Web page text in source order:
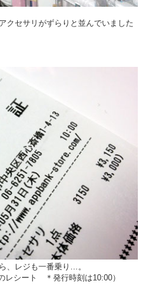
クセサリがずらりと並んでいました
、レジも一番乗り…。
レシート ＊発行時刻は10:00）